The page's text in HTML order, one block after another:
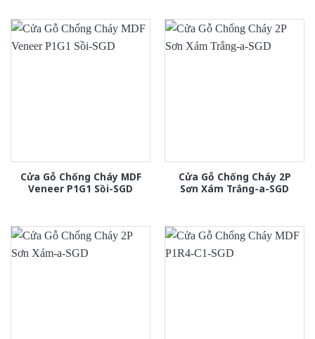
Cửa Gỗ Chống Cháy MDF
Veneer P1G1 Sồi-SGD
Cửa Gỗ Chống Cháy 2P
Sơn Xám Trắng-a-SGD